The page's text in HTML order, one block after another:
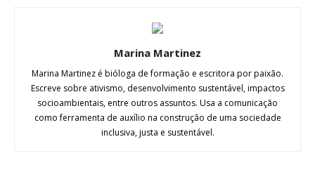
Marina Martinez
Marina Martinez é bióloga de formação e escritora por paixão.
Escreve sobre ativismo, desenvolvimento sustentável, impactos
socioambientais, entre outros assuntos. Usa a comunicação
como ferramenta de auxílio na construção de uma sociedade
inclusiva, justa e sustentável.